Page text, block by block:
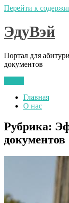
Перейти к
ЭдуВэй
Портал для
документов
Главная
О нас
Рубрика:
документов